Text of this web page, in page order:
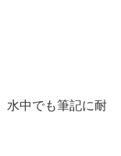
水中でも筆記に耐